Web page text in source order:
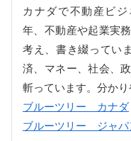
カナダで不動産ビ
年、不動産や起業実
考え、書き綴ってい
済、マネー、社会、
斬っています。分かり
ブルーツリー カナダ
ブルーツリー ジャパ